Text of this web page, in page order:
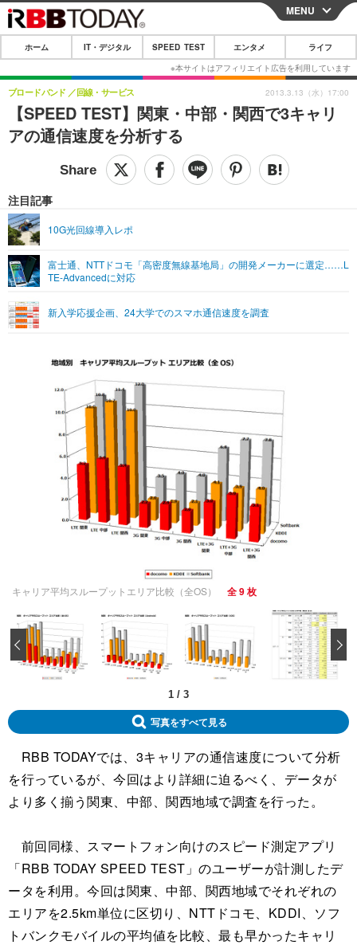
CLOSE
ホーム
IT・デジタル
IT・デジタルTOP スマートフォン
ショッピング その他
SPEED TEST
エンタメTOP 映画・ドラマ
グラビア
ショッピング その他
ライフTOP
その他
リリース一覧
プッシュ通知の停止方法
MENU
ホーム IT・デジタル SPEED TEST エンタメ ライフ
【SPEED TEST】関東・中部・関西で3キャリ
アの通信速度を分析する
ブロードバンド 回線・サービス
注目記事
10G光回線導入レポ
富士通、NTTドコモ「高密度無線基地局」の開発メーカーに選定……L
TE-Advancedに対応
新入学応援企画、24大学でのスマホ通信速度を調査
2013.3.13（水）17:00
キャリア平均スループットエリア比較（全OS） 全 9 枚
1 / 3
‹
写真をすべて見る
RBB TODAYでは、3キャリアの通信速度について分析
を行っているが、今回はより詳細に迫るべく、データが
より多く揃う関東、中部、関西地域で調査を行った。
前回同様、スマートフォン向けのスピード測定アプリ
「RBB TODAY SPEED TEST」のユーザーが計測したデ
ータを利用。今回は関東、中部、関西地域でそれぞれの
エリアを2.5km単位に区切り、NTTドコモ、KDDI、ソフ
トバンクモバイルの平均値を比較、最も早かったキャリ